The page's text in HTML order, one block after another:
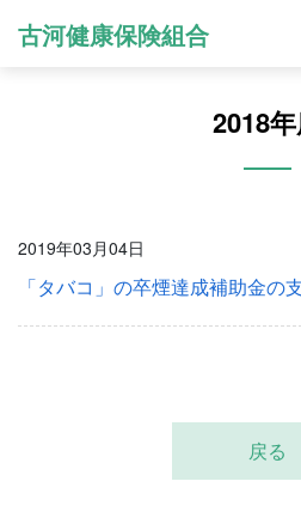
古河健康保険組合
2018
2019年03月04日
「タバコ」の卒煙達成補助金の
戻る